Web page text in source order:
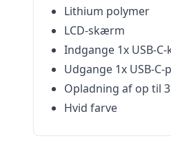
Lithium polymer
LCD-skærm
Indgange 1x USB-
Udgange 1x USB-
Opladning af op til
Hvid farve